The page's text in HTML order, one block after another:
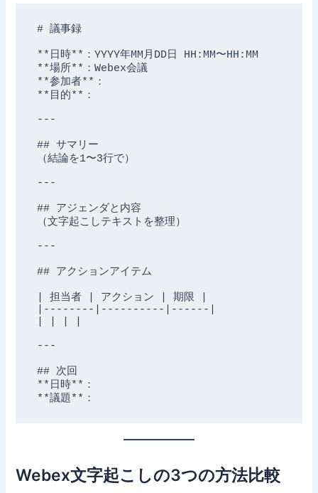
# 議事録
**日時**：YYYY年MM月DD日 HH:MM〜HH:MM
**場所**：Webex会議
**参加者**：
**目的**：
---
## サマリー
（結論を1〜3行で）
---
## アジェンダと内容
（文字起こしテキストを整理）
---
## アクションアイテム
| 担当者 | アクション | 期限 |
|--------|----------|------|
---
## 次回
**日時**：
Webex文字起こしの3つの方法比較